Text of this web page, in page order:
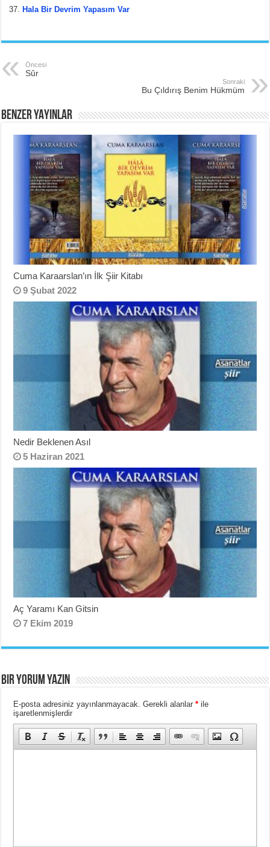
Hala Bir Devrim Yapasım Var
Öncesi
Sûr
Sonraki
Bu Çıldırış Benim Hükmüm
BENZER YAYINLAR
Cuma Karaarslan’ın İlk Şiir Kitabı
9 Şubat 2022
Nedir Beklenen Asıl
5 Haziran 2021
Aç Yaramı Kan Gitsin
7 Ekim 2019
BIR YORUM YAZIN
E-posta adresiniz yayınlanmayacak. Gerekli alanlar* ile
işaretlenmişlerdir